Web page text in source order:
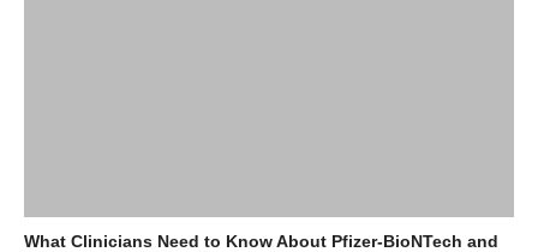
What Clinicians Need to Know About Pfizer-BioNTech and